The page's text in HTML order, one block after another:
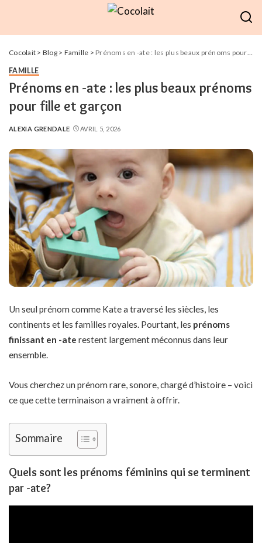
Cocolait > Blog> Famille > Prénoms en -ate : les plus beaux prénoms pour fille et garçon
FAMILLE
Prénoms en -ate : les plus beaux prénoms
pour fille et garçon
POSTED
ALEXIA GRENDALE AVRIL 5, 2026
Un seul prénom comme Kate a traversé les siècles, les
continents et les familles royales. Pourtant, les prénoms
finissant en -ate restent largement méconnus dans leur
ensemble.
Vous cherchez un prénom rare, sonore, chargé d’histoire – voici
ce que cette terminaison a vraiment à offrir.
Sommaire
Quels sont les prénoms féminins qui se terminent
par -ate?